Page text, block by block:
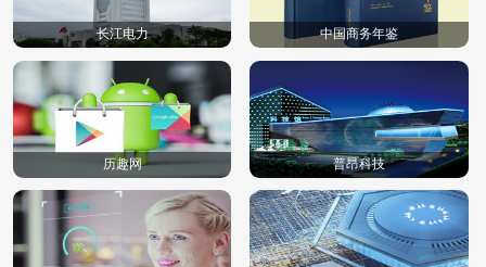
长江电力 中国商务年鉴
历趣网 普昂科技